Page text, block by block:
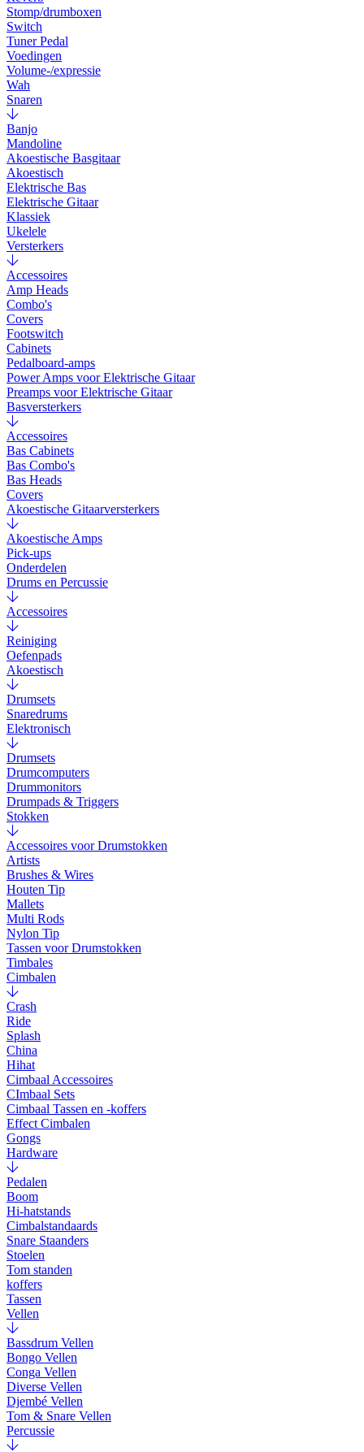
Stomp/drumboxen
Switch
Tuner Pedal
Voedingen
Volume-/expressie
Wah
Snaren
Banjo
Mandoline
Akoestische Basgitaar
Akoestisch
Elektrische Bas
Elektrische Gitaar
Klassiek
Ukelele
Versterkers
Accessoires
Amp Heads
Combo's
Covers
Footswitch
Cabinets
Pedalboard-amps
Power Amps voor Elektrische Gitaar
Preamps voor Elektrische Gitaar
Basversterkers
Accessoires
Bas Cabinets
Bas Combo's
Bas Heads
Covers
Akoestische Gitaarversterkers
Akoestische Amps
Pick-ups
Onderdelen
Drums en Percussie
Accessoires
Reiniging
Oefenpads
Akoestisch
Drumsets
Snaredrums
Elektronisch
Drumsets
Drumcomputers
Drummonitors
Drumpads & Triggers
Stokken
Accessoires voor Drumstokken
Artists
Brushes & Wires
Houten Tip
Mallets
Multi Rods
Nylon Tip
Tassen voor Drumstokken
Timbales
Cimbalen
Crash
Ride
Splash
China
Hihat
Cimbaal Accessoires
CImbaal Sets
Cimbaal Tassen en -koffers
Effect Cimbalen
Gongs
Hardware
Pedalen
Boom
Hi-hatstands
Cimbalstandaards
Snare Staanders
Stoelen
Tom standen
koffers
Tassen
Vellen
Bassdrum Vellen
Bongo Vellen
Conga Vellen
Diverse Vellen
Djembé Vellen
Tom & Snare Vellen
Percussie